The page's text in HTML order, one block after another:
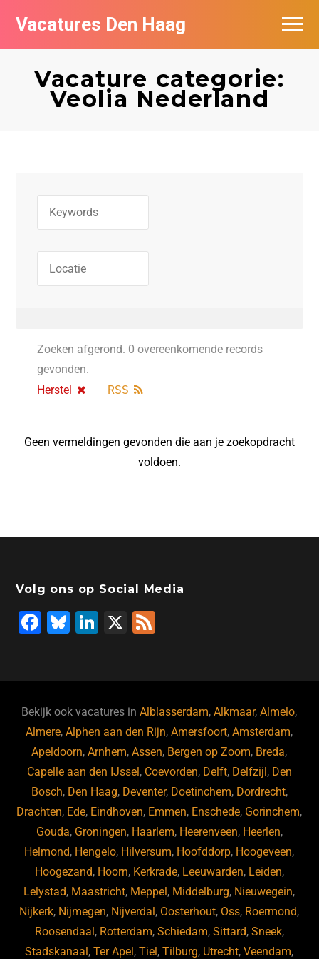
Vacatures Den Haag
Vacature categorie:
Veolia Nederland
Zoeken afgerond. 0 overeenkomende records
gevonden.
Herstel
RSS
Geen vermeldingen gevonden die aan je zoekopdracht
voldoen.
Volg ons op Social Media
F
b
o
o
k
Bl
ky
Li
dI
n
X
Bekijk ook vacatures inAlblasserdam,Alkmaar,Almelo,
Almere,Alphen aan den Rijn,Amersfoort,Amsterdam,
Apeldoorn,Arnhem,Assen, Bergen op Zoom, Breda,
Capelle aan den IJssel , Coevorden, Delft, Delfzijl , Den
Bosch, Den Haag, Deventer, Doetinchem, Dordrecht,
Drachten, Ede, Eindhoven, Emmen, Enschede, Gorinchem,
Gouda, Groningen, Haarlem, Heerenveen, Heerlen,
Helmond, Hengelo, Hilversum, Hoofddorp, Hoogeveen,
Hoogezand, Hoorn, Kerkrade, Leeuwarden, Leiden,
Lelystad, Maastricht, Meppel , Middelburg, Nieuwegein,
Nijkerk, Nijmegen, Nijverdal , Oosterhout, Oss, Roermond,
Roosendaal , Rotterdam, Schiedam, Sittard, Sneek,
Stadskanaal ,Ter Apel ,Tiel ,Tilburg, Utrecht,Veendam,
Vacatures per bedrijf in Den Haag
Populair